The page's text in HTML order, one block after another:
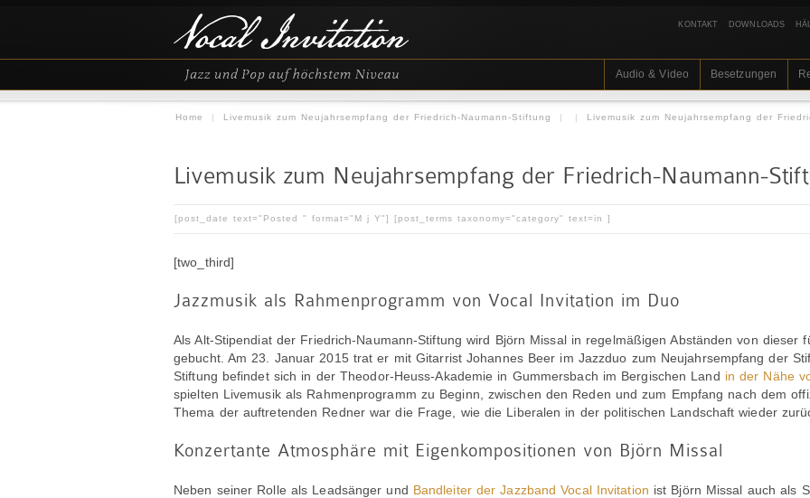
KONTAKT DOWNLOADS
Audio & Video Besetzungen
Home | Livemusik zum Neujahrsempfang der Friedrich-Naumann-Stiftung | | Livemusik zum Neujahrsempfang der
Livemusik zum Neujahrsempfang der Friedrich-Naumann-
[post_date text="Posted " format="M j Y"] [post_terms taxonomy="category" text=in ]
[two_third]
Jazzmusik als Rahmenprogramm von Vocal Invitation im Duo
Als Alt-Stipendiat der Friedrich-Naumann-Stiftung wird Björn Missal in regelmäßigen Abständen von dieser
gebucht. Am 23. Januar 2015 trat er mit Gitarrist Johannes Beer im Jazzduo zum Neujahrsempfang der
Stiftung befindet sich in der Theodor-Heuss-Akademie in Gummersbach im Bergischen Land in der Nähe
spielten Livemusik als Rahmenprogramm zu Beginn, zwischen den Reden und zum Empfang nach dem
Thema der auftretenden Redner war die Frage, wie die Liberalen in der politischen Landschaft wieder
Konzertante Atmosphäre mit Eigenkompositionen von Björn Missal
Neben seiner Rolle als Leadsänger und Bandleiter der Jazzband Vocal Invitation ist Björn Missal auch als